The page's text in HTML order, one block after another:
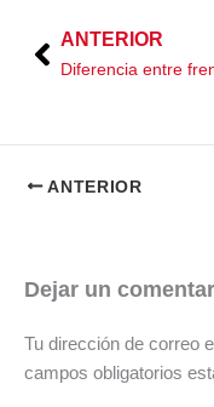
Prev
ANTERIOR
ANTERIOR
Dejar un
Tu dirección de correo
campos obligatorios